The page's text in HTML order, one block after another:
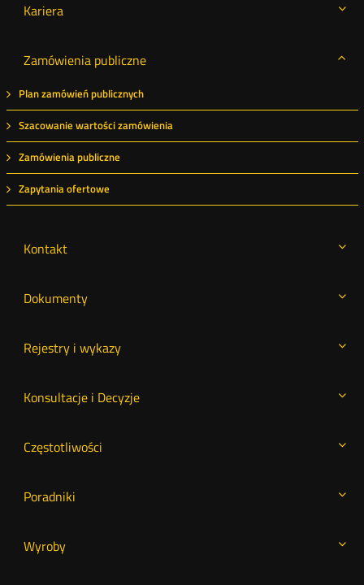
Kariera
Zamówienia publiczne
Plan zamówień publicznych
Szacowanie wartości zamówienia
Zamówienia publiczne
Zapytania ofertowe
Kontakt
Dokumenty
Rejestry i wykazy
Konsultacje i Decyzje
Częstotliwości
Poradniki
Wyroby